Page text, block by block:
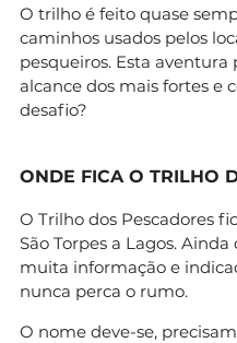
O trilho é feito quase
caminhos usados pelos
pesqueiros. Esta
alcance dos mais fortes e
desafio?
ONDE FICA O TRILHO
O Trilho dos Pescadores
São Torpes a Lagos.
muita informação e
nunca perca o rumo.
O nome deve-se,